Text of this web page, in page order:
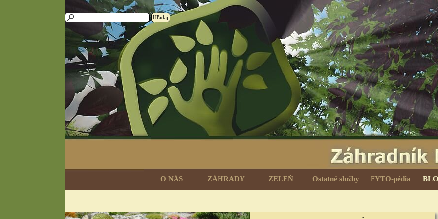
Hľadaj
O NÁS ZÁHRADY ZELEŇ Ostatné služby ▼
FYTO-pédia